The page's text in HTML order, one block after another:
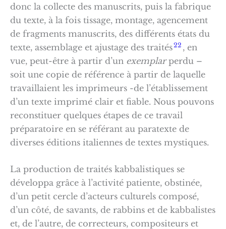
donc la collecte des manuscrits, puis la fabrique
du texte, à la fois tissage, montage, agencement
de fragments manuscrits, des différents états du
texte, assemblage et ajustage des traités22 , en
vue, peut-être à partir d’un exemplarperdu –
soit une copie de référence à partir de laquelle
travaillaient les imprimeurs -de l’établissement
d’un texte imprimé clair et fiable. Nous pouvons
reconstituer quelques étapes de ce travail
préparatoire en se référant au paratexte de
diverses éditions italiennes de textes mystiques.
La production de traités kabbalistiques se
développa grâce à l’activité patiente, obstinée,
d’un petit cercle d’acteurs culturels composé,
d’un côté, de savants, de rabbins et de kabbalistes
et, de l’autre, de correcteurs, compositeurs et